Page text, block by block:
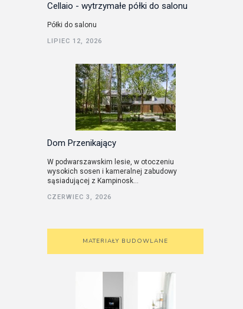
Cellaio - wytrzymałe półki do salonu
Półki do salonu
LIPIEC 12, 2026
Dom Przenikający
W podwarszawskim lesie, w otoczeniu
wysokich sosen i kameralnej zabudowy
sąsiadującej z Kampinosk...
CZERWIEC 3, 2026
MATERIAŁY BUDOWLANE